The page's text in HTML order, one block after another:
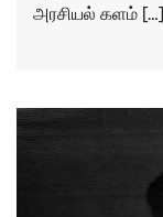
அரசியல் களம் […]